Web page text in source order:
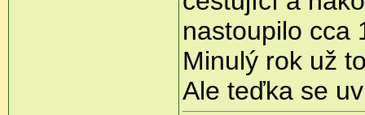
nastoupilo cca
Minulý rok už
Ale teďka se